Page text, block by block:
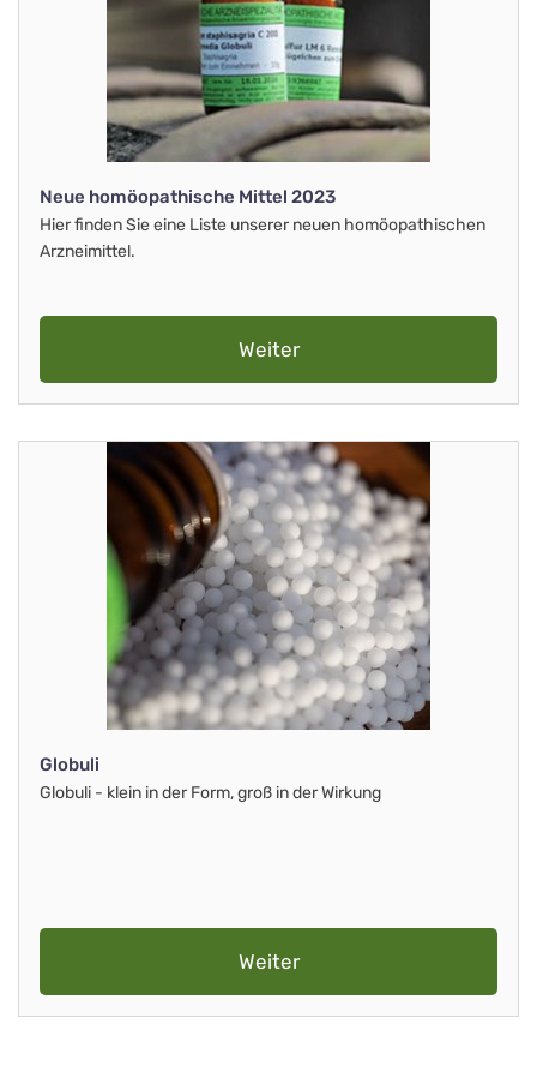
Neue homöopathische Mittel 2023
Hier finden Sie eine Liste unserer neuen homöopathischen
Arzneimittel.
Weiter
Globuli
Globuli - klein in der Form, groß in der Wirkung
Weiter